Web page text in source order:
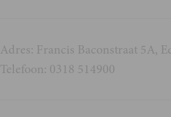
Adres: Francis Baconstraat 5A,
Telefoon: 0318 514900